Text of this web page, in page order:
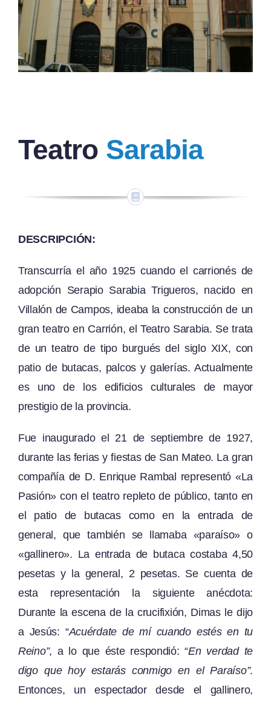
Teatro Sarabia
DESCRIPCIÓN:
Transcurría el año 1925 cuando el carrionés de
adopción Serapio Sarabia Trigueros, nacido en
Villalón de Campos, ideaba la construcción de un
gran teatro en Carrión, el Teatro Sarabia. Se trata
de un teatro de tipo burgués del siglo XIX, con
patio de butacas, palcos y galerías. Actualmente
es uno de los edificios culturales de mayor
prestigio de la provincia.
Fue inaugurado el 21 de septiembre de 1927,
durante las ferias y fiestas de San Mateo. La gran
compañía de D. Enrique Rambal representó «La
Pasión» con el teatro repleto de público, tanto en
el patio de butacas como en la entrada de
general, que también se llamaba «paraíso» o
«gallinero». La entrada de butaca costaba 4,50
pesetas y la general, 2 pesetas. Se cuenta de
esta representación la siguiente anécdota:
Durante la escena de la crucifixión, Dimas le dijo
a Jesús: “Acuérdate de mí cuando estés en tu
Reino”, a lo que éste respondió: “En verdad te
digo que hoy estarás conmigo en el Paraíso”.
Entonces, un espectador desde el gallinero,